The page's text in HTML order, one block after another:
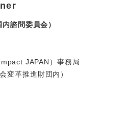
諮問委員会）
JAPAN）事務局
変革推進財団内）